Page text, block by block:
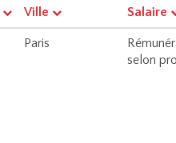
Ville Salaire
Paris
selon